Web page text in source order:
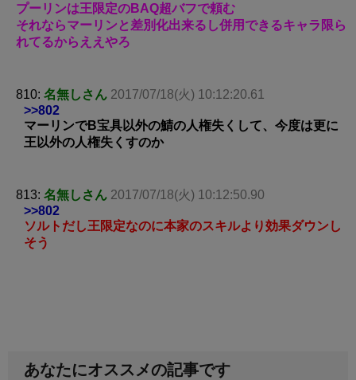
プーリンは王限定のBAQ超バフで頼む
それならマーリンと差別化出来るし併用できるキャラ限ら
れてるからええやろ
810: 名無しさん 2017/07/18(火) 10:12:20.61
>>802
マーリンでB宝具以外の鯖の人権失くして、今度は更に
王以外の人権失くすのか
813: 名無しさん 2017/07/18(火) 10:12:50.90
>>802
ソルトだし王限定なのに本家のスキルより効果ダウンし
そう
あなたにオススメの記事です